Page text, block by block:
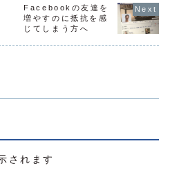
など
いで
れて
メデ
ったころは、好き
なブログを自ら見
に行って更新され
てないか何度も確
のに全然売
繋がりませ
相談しに来
何人もいま
Facebookの友達を
増やすのに抵抗を感
じてしまう方へ
されます